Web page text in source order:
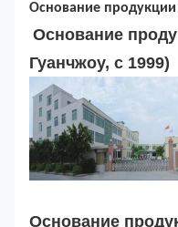
Основание продукции
Основание
Гуанчжоу, с 1999)
Основание